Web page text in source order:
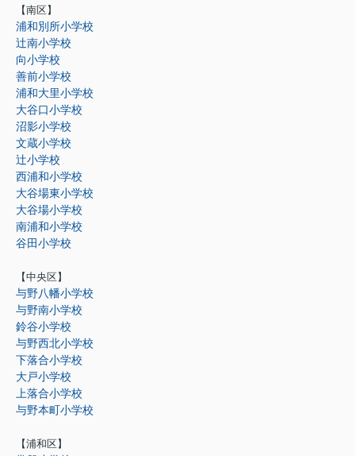
【南区】
浦和別所小学校
辻南小学校
向小学校
善前小学校
浦和大里小学校
大谷口小学校
沼影小学校
文蔵小学校
辻小学校
西浦和小学校
大谷場東小学校
大谷場小学校
南浦和小学校
谷田小学校
【中央区】
与野八幡小学校
与野南小学校
鈴谷小学校
与野西北小学校
下落合小学校
大戸小学校
上落合小学校
与野本町小学校
【浦和区】